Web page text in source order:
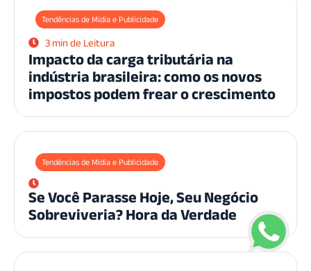
Tendências de Mídia e Publicidade
3 min de Leitura
Impacto da carga tributária na
indústria brasileira: como os novos
impostos podem frear o crescimento
Tendências de Mídia e Publicidade
Se Você Parasse Hoje, Seu Negócio
Sobreviveria? Hora da Verdade